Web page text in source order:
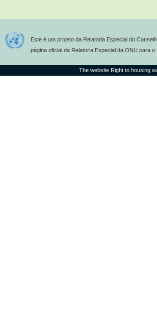
Este é um projeto da Relatoria Especial do
página oficial da Relatoria Especial da ONU para o
The website Right to housing